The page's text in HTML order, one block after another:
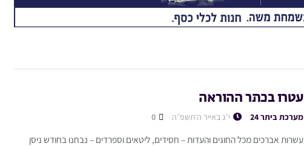
עטרו בכתר ההוראה
מערכת ביתר 24 י״ג באייר ה׳תשפ״ה
עשרות אברכים מכל החוגים והעדות – חסידים, ליטאים וספרדים – נבחנו בחודש ניסן